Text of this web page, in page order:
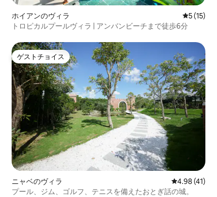
ホイアンのヴィラ レビュー
5 (15)
トロピカルプールヴィラ | アンバンビーチまで徒歩6分
ゲストチョイス
ゲストチョイス
ニャベのヴィラ レビュー41
4.98 (41)
プール、ジム、ゴルフ、テニスを備えたおとぎ話の城。